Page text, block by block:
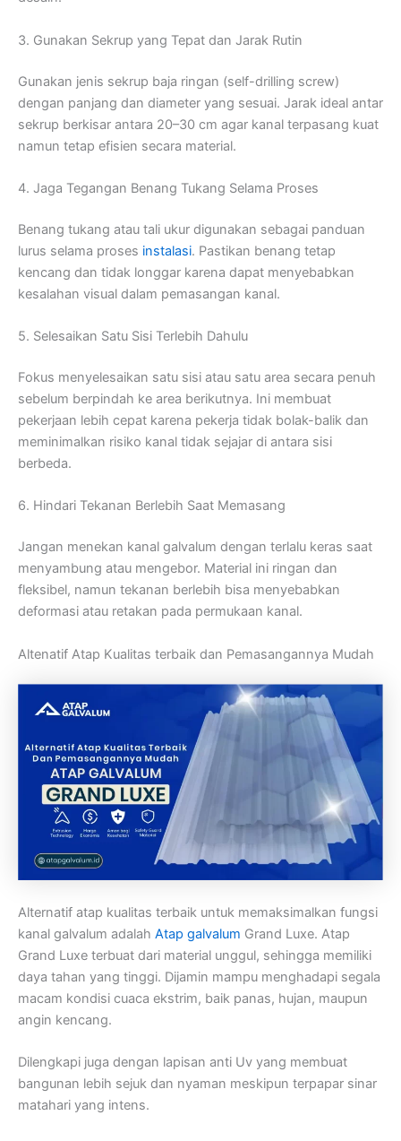
3. Gunakan Sekrup yang Tepat dan Jarak Rutin
Gunakan jenis sekrup baja ringan (self-drilling screw)
dengan panjang dan diameter yang sesuai. Jarak ideal antar
sekrup berkisar antara 20–30 cm agar kanal terpasang kuat
namun tetap efisien secara material.
4. Jaga Tegangan Benang Tukang Selama Proses
Benang tukang atau tali ukur digunakan sebagai panduan
lurus selama proses instalasi. Pastikan benang tetap
kencang dan tidak longgar karena dapat menyebabkan
kesalahan visual dalam pemasangan kanal.
5. Selesaikan Satu Sisi Terlebih Dahulu
Fokus menyelesaikan satu sisi atau satu area secara penuh
sebelum berpindah ke area berikutnya. Ini membuat
pekerjaan lebih cepat karena pekerja tidak bolak-balik dan
meminimalkan risiko kanal tidak sejajar di antara sisi
berbeda.
6. Hindari Tekanan Berlebih Saat Memasang
Jangan menekan kanal galvalum dengan terlalu keras saat
menyambung atau mengebor. Material ini ringan dan
fleksibel, namun tekanan berlebih bisa menyebabkan
deformasi atau retakan pada permukaan kanal.
Altenatif Atap Kualitas terbaik dan Pemasangannya Mudah
Alternatif atap kualitas terbaik untuk memaksimalkan fungsi
kanal galvalum adalah Atap galvalum Grand Luxe. Atap
Grand Luxe terbuat dari material unggul, sehingga memiliki
daya tahan yang tinggi. Dijamin mampu menghadapi segala
macam kondisi cuaca ekstrim, baik panas, hujan, maupun
angin kencang.
Dilengkapi juga dengan lapisan anti Uv yang membuat
bangunan lebih sejuk dan nyaman meskipun terpapar sinar
matahari yang intens.